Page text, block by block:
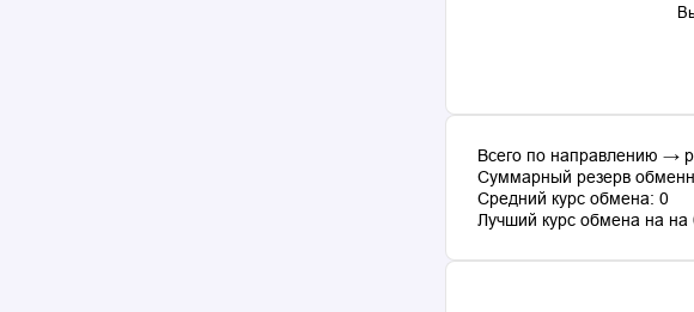
Всего по направлению →
Суммарный резерв
Средний курс обмена: 0
Лучший курс обмена на на